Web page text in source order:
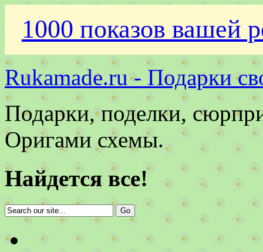
1000 показов вашей
Rukamade.ru - Подарки
Подарки, поделки,
Оригами схемы.
Найдется все!